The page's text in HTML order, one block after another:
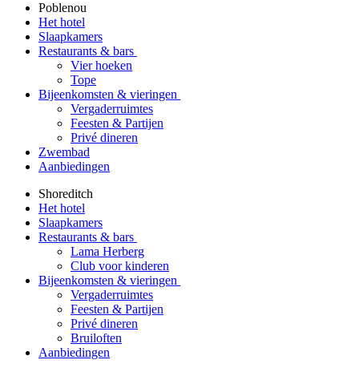
Poblenou
Het hotel
Slaapkamers
Restaurants & bars
Vier hoeken
Tope
Bijeenkomsten & vieringen
Vergaderruimtes
Feesten & Partijen
Privé dineren
Zwembad
Aanbiedingen
Shoreditch
Het hotel
Slaapkamers
Restaurants & bars
Lama Herberg
Club voor kinderen
Bijeenkomsten & vieringen
Vergaderruimtes
Feesten & Partijen
Privé dineren
Bruiloften
Aanbiedingen